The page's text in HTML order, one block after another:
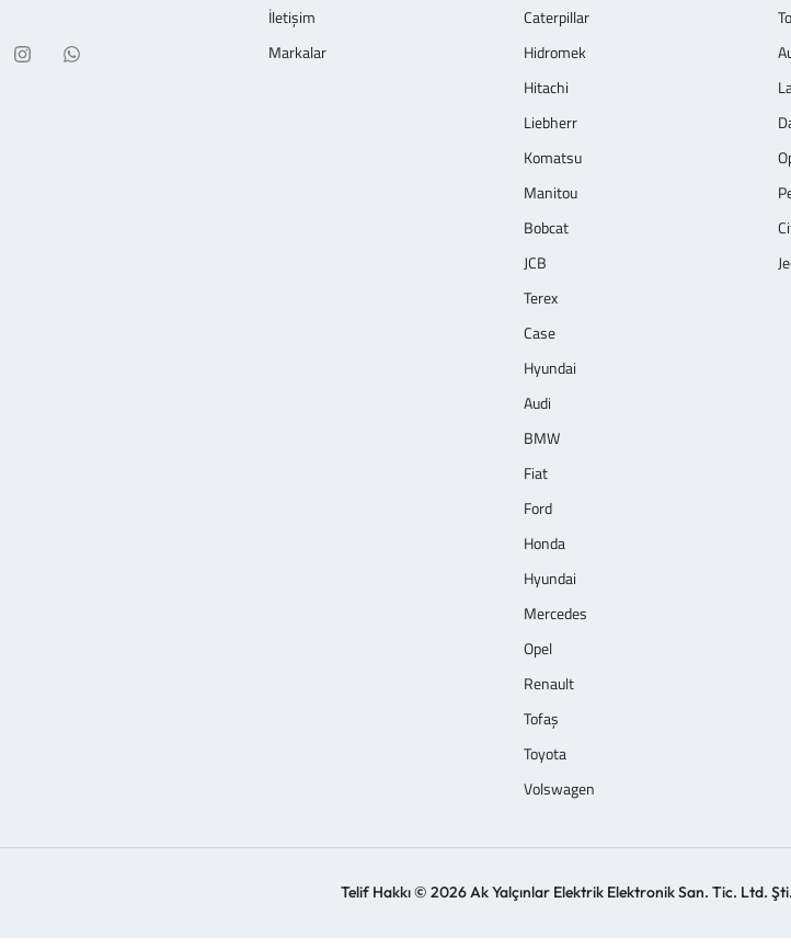
İletişim
Markalar
Caterpillar
Hidromek
Hitachi
Liebherr
Komatsu
Manitou
Bobcat
JCB
Terex
Case
Hyundai
Audi
BMW
Fiat
Ford
Honda
Hyundai
Mercedes
Opel
Renault
Tofaş
Toyota
Volswagen
Telif Hakkı © 2026 Ak Yalçınlar Elektrik Elektronik San. Tic. Ltd. Şti.